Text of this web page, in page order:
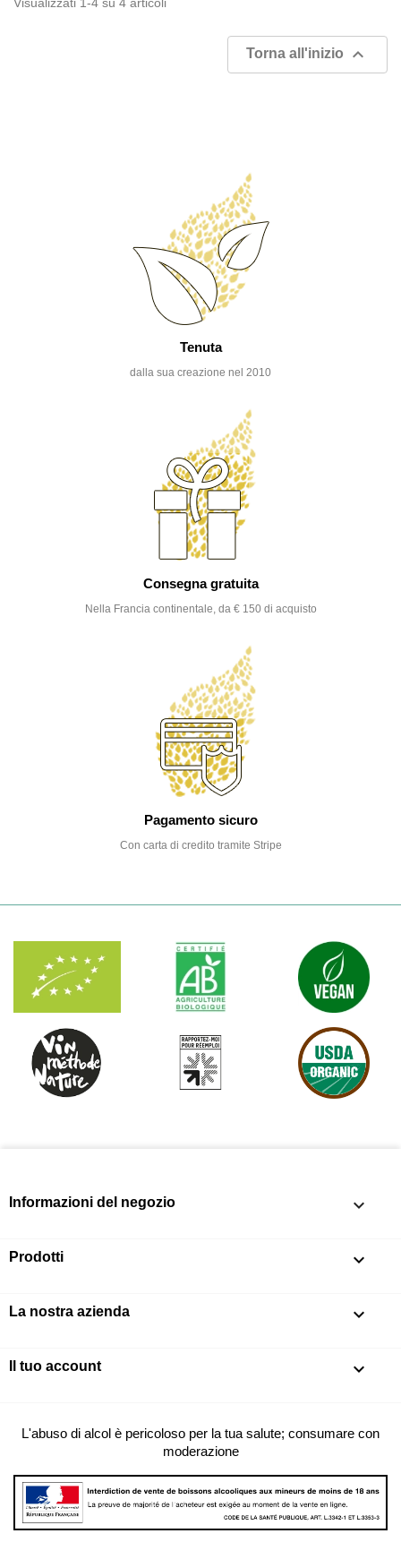
Torna all'inizio 
Tenuta
dalla sua creazione nel 2010
Consegna gratuita
Nella Francia continentale, da € 150 di acquisto
Pagamento sicuro
Con carta di credito tramite Stripe
Informazioni del negozio keyboard_arrow_down
Prodotti 
La nostra azienda 
Il tuo account 
L'abuso di alcol è pericoloso per la tua salute; consumare con
moderazione